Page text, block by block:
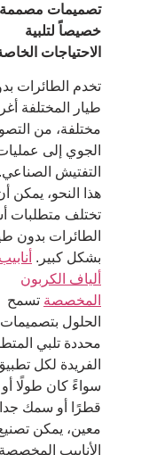
تصميمات مصممة
خصيصاً لتلبية
الاحتياجات
تخدم الطائرات
طيار المختلفة
مختلفة، من
الجوي إلى
التفتيش
هذا النحو، يمكن
تختلف متطلبات
الطائرات بدون
بشكل كبير. أنابيب
ألياف الكربون
المخصصة تسمح
الحلول بتصميمات
محددة تلبي
الفريدة لكل
سواءً كان طولًا أو
قطرًا أو سمك
معين، يمكن
الأنابيب المخصصة